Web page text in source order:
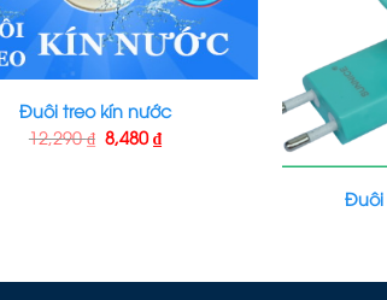
Đuôi treo kín nước
12,290₫ 8,480₫
Đuôi